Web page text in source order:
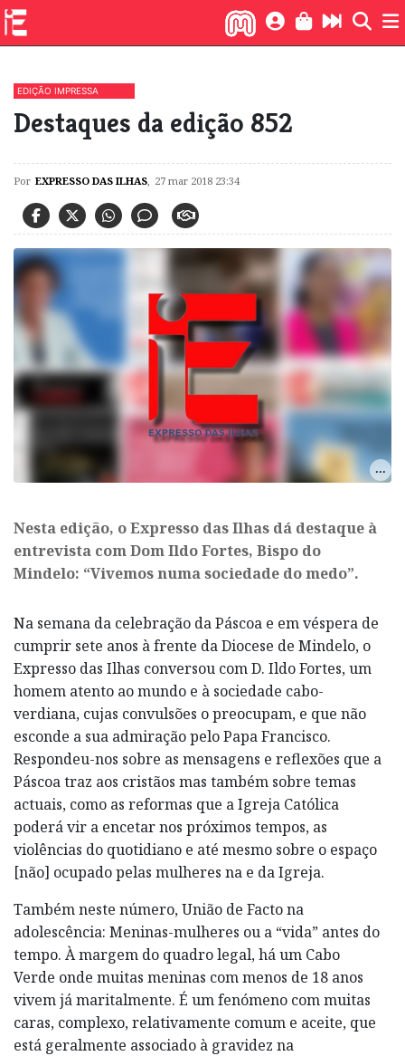
EDIÇÃO IMPRESSA
Destaques da edição 852
Por EXPRESSO DAS ILHAS, 27 mar 2018 23:34
Nesta edição, o Expresso das Ilhas dá destaque à
entrevista com Dom Ildo Fortes, Bispo do
Mindelo: “Vivemos numa sociedade do medo”.
Na semana da celebração da Páscoa e em véspera de
cumprir sete anos à frente da Diocese de Mindelo, o
Expresso das Ilhas conversou com D. Ildo Fortes, um
homem atento ao mundo e à sociedade cabo-
verdiana, cujas convulsões o preocupam, e que não
esconde a sua admiração pelo Papa Francisco.
Respondeu-nos sobre as mensagens e reflexões que a
Páscoa traz aos cristãos mas também sobre temas
actuais, como as reformas que a Igreja Católica
poderá vir a encetar nos próximos tempos, as
violências do quotidiano e até mesmo sobre o espaço
[não] ocupado pelas mulheres na e da Igreja.
Também neste número, União de Facto na
adolescência: Meninas-mulheres ou a “vida” antes do
tempo. À margem do quadro legal, há um Cabo
Verde onde muitas meninas com menos de 18 anos
vivem já maritalmente. É um fenómeno com muitas
caras, complexo, relativamente comum e aceite, que
está geralmente associado à gravidez na